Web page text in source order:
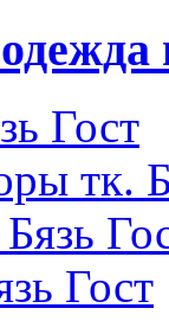
Гост
тк.
Гост